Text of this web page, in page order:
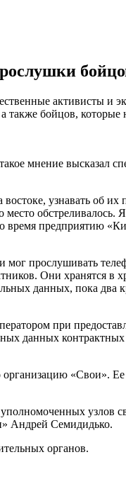
активисты и
также бойцов, которые
мнение высказал
узнавать об
обстреливалось.
предприятию
мог прослушивать
Они хранятся в
данных, пока
при
данных
«Свои».
Андрей Семидидько.
органов.